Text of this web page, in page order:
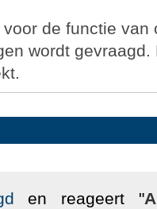
de functie van
wordt
en reageert "